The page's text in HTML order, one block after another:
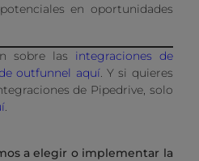
en oportunidades
sobre las integraciones de
outfunnel aquí. Y si quieres
de Pipedrive, solo
.
a elegir o implementar la